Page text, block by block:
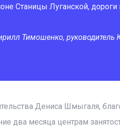
Станицы Луганской, дороги
Тимошенко,
Дениса Шмыгаля,
два месяца центрам